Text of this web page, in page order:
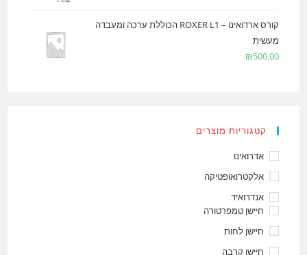
קורס ארדואינו – ROXER L1 הכוללת ערכה ומעבדה
מעשית
₪500.00
קטגוריות מוצרים
אדרואינו
אלקטרואופטיקה
אנדרואיד
חיישן טמפרטורה
חיישן לחות
חיישן קרבה